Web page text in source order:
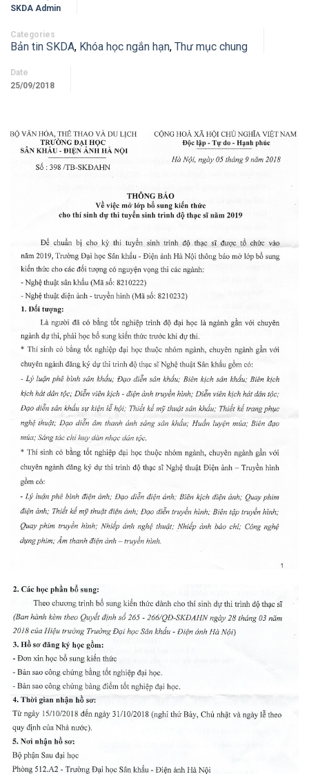
SKDA Admin
Categories
Bản tin SKDA, Khóa học ngắn hạn, Thư mục chung
Date
25/09/2018